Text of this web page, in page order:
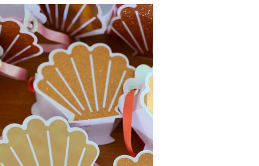
Rose Caramelle dans le guide du papier créatif.